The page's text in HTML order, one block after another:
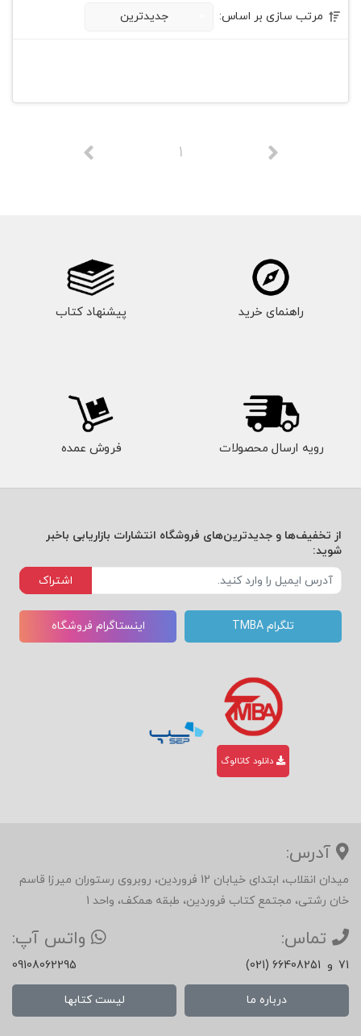
مرتب سازی بر اساس: جدیدترین
1
راهنمای خرید پیشنهاد کتاب
رویه ارسال محصولات فروش عمده
از تخفیف‌ها و جدیدترین‌های فروشگاه انتشارات بازاریابی باخبر
شوید:
اشتراک
تلگرام TMBA اینستاگرام فروشگاه
دانلود کاتالوگ
آدرس:
میدان انقلاب، ابتدای خیابان 12 فروردین، روبروی رستوران میرزا قاسم
خان رشتی، مجتمع کتاب فروردین، طبقه همکف، واحد 1
تماس:
(021) 66408251 و 71
واتس آپ:
09108062295
درباره ما لیست کتابها